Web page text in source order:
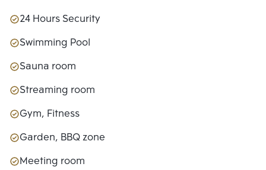
24 Hours Security
Swimming Pool
Sauna room
Streaming room
Gym, Fitness
Garden, BBQ zone
Meeting room